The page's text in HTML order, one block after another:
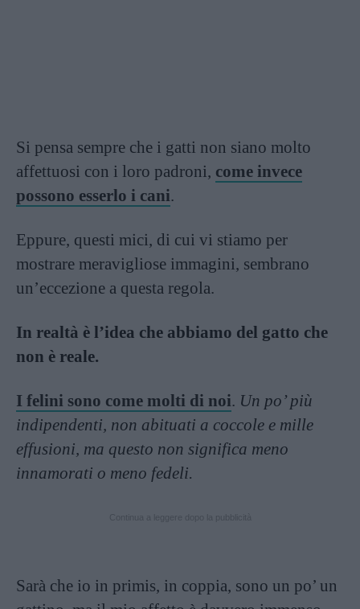
Si pensa sempre che i gatti non siano molto
affettuosi con i loro padroni, come invece
possono esserlo i cani.
Eppure, questi mici, di cui vi stiamo per
mostrare meravigliose immagini, sembrano
un’eccezione a questa regola.
In realtà è l’idea che abbiamo del gatto che
non è reale.
I felini sono come molti di noi. Un po’ più
indipendenti, non abituati a coccole e mille
effusioni, ma questo non significa meno
innamorati o meno fedeli.
Sarà che io in primis, in coppia, sono un po’ un